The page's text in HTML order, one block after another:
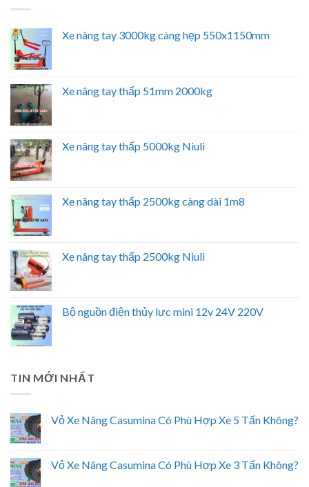
Xe nâng tay 3000kg càng hẹp 550x1150mm
Xe nâng tay thấp 51mm 2000kg
Xe nâng tay thấp 5000kg Niuli
Xe nâng tay thấp 2500kg càng dài 1m8
Xe nâng tay thấp 2500kg Niuli
Bộ nguồn điện thủy lực mini 12v 24V 220V
TIN MỚI NHẤT
Vỏ Xe Nâng Casumina Có Phù Hợp Xe 5 Tấn Không?
Vỏ Xe Nâng Casumina Có Phù Hợp Xe 3 Tấn Không?